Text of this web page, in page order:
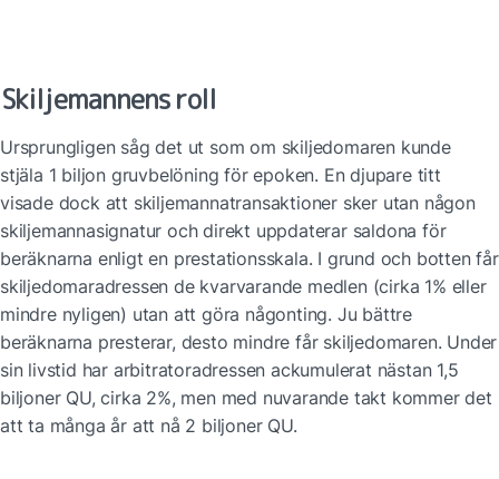
Skiljemannens roll
Ursprungligen såg det ut som om skiljedomaren kunde
stjäla 1 biljon gruvbelöning för epoken. En djupare titt
visade dock att skiljemannatransaktioner sker utan någon
skiljemannasignatur och direkt uppdaterar saldona för
beräknarna enligt en prestationsskala. I grund och botten får
skiljedomaradressen de kvarvarande medlen (cirka 1% eller
mindre nyligen) utan att göra någonting. Ju bättre
beräknarna presterar, desto mindre får skiljedomaren. Under
sin livstid har arbitratoradressen ackumulerat nästan 1,5
biljoner QU, cirka 2%, men med nuvarande takt kommer det
att ta många år att nå 2 biljoner QU.